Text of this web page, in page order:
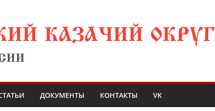
КАЗАЧИЙ ОКРУГ
ДОКУМЕНТЫ КОНТАКТЫ VK